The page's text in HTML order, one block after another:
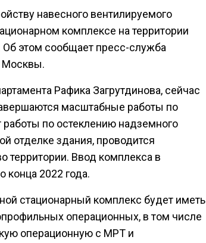
навесного вентилируемого
комплексе на территории
этом сообщает пресс-служба
Москвы.
Рафика Загрутдинова, сейчас
масштабные работы по
работы по остеклению надземного
отделке здания, проводится
территории. Ввод комплекса в
конца 2022 года.
стационарный комплекс будет иметь
операционных, в том числе
операционную с МРТ и